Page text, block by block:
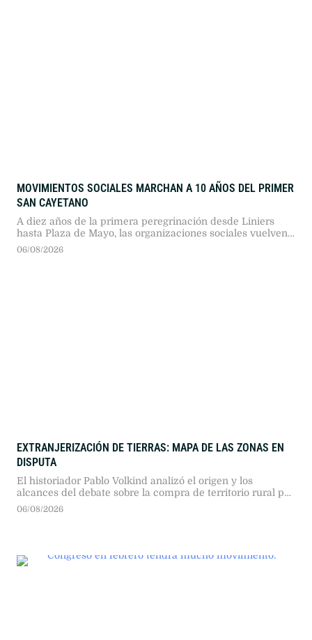
MOVIMIENTOS SOCIALES MARCHAN A 10 AÑOS DEL PRIMER
SAN CAYETANO
A diez años de la primera peregrinación desde Liniers
hasta Plaza de Mayo, las organizaciones sociales vuelven
a marchar este 7 de agosto. La UTEP, la CGT y las CTA
06/08/2026
EXTRANJERIZACIÓN DE TIERRAS: MAPA DE LAS ZONAS EN
DISPUTA
El historiador Pablo Volkind analizó el origen y los
alcances del debate sobre la compra de territorio rural por
capitales extranjeros. Tras la decisión del Senado de
06/08/2026